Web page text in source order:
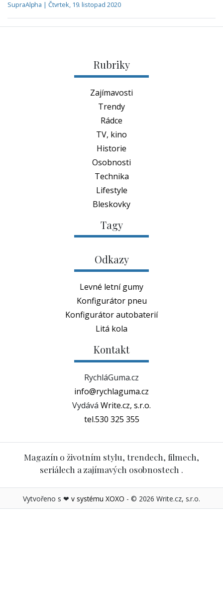
Rubriky
Rádce
TV, kino
Historie
Osobnosti
Technika
Lifestyle
Bleskovky
Tagy
Odkazy
Levné letní gumy
Konfigurátor autobaterií
Litá kola
Kontakt
RychláGuma.cz
info@rychlaguma.cz
VydáváWrite.cz, s.r.o.
tel.530 325 355
Magazín o životním stylu, trendech, filmech,
seriálech a zajímavých osobnostech .
Vytvořeno s ❤v systému XOXO- © 2026 Write.cz, s.r.o.